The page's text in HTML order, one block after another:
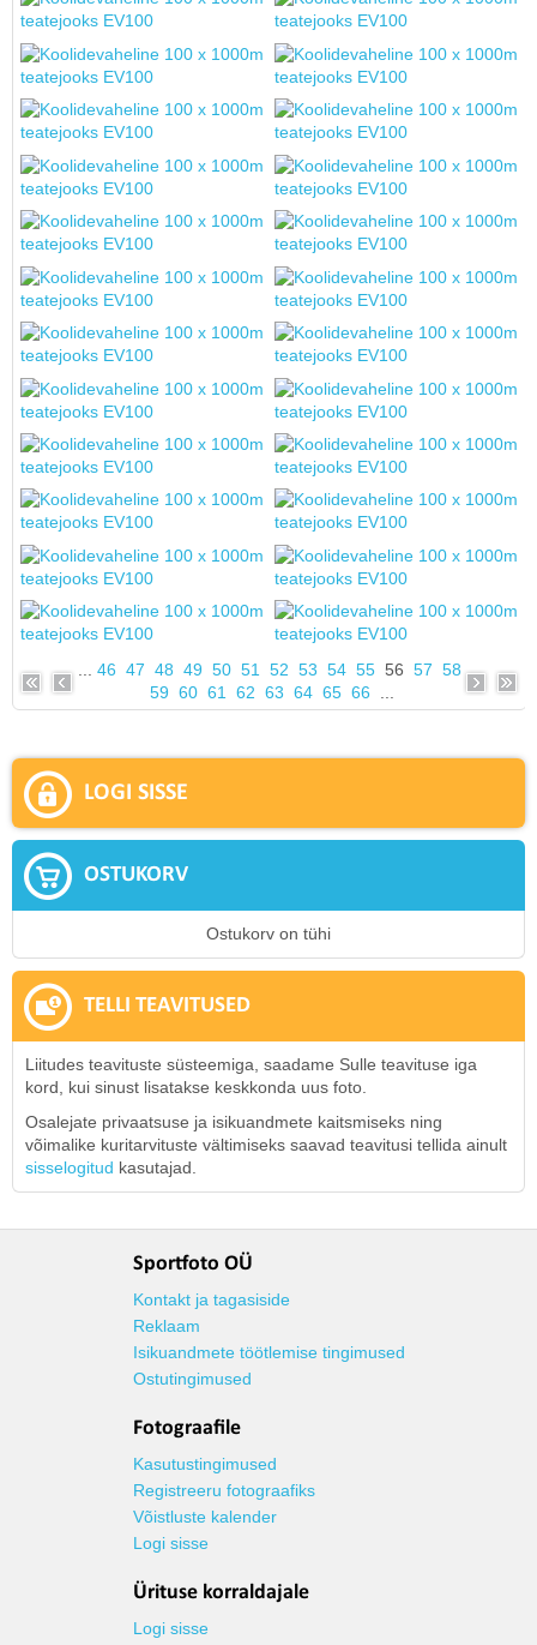
46 47 48 49 50 51 52 53 54 55 56 57 58
59 60 61 62 63 64 65 66
LOGI SISSE
OSTUKORV
Ostukorv on tühi
TELLI TEAVITUSED
Liitudes teavituste süsteemiga, saadame Sulle teavituse iga
kord, kui sinust lisatakse keskkonda uus foto.
Osalejate privaatsuse ja isikuandmete kaitsmiseks ning
võimalike kuritarvituste vältimiseks saavad teavitusi tellida ainult
sisselogitud kasutajad.
Sportfoto OÜ
Kontakt ja tagasiside
Reklaam
Isikuandmete töötlemise tingimused
Ostutingimused
Fotograafile
Kasutustingimused
Registreeru fotograafiks
Võistluste kalender
Logi sisse
Ürituse korraldajale
Logi sisse